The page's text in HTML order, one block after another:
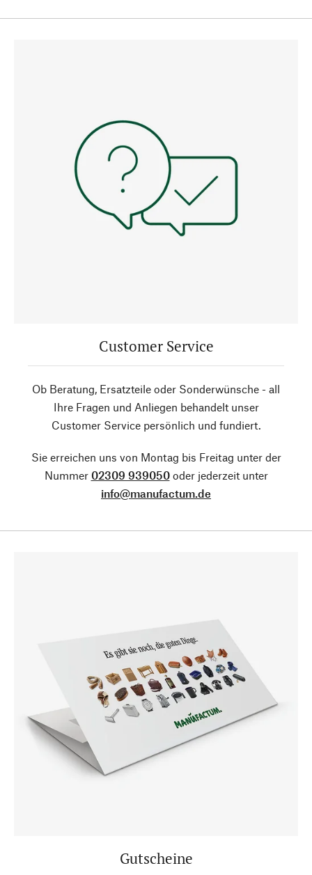
Customer Service
Ob Beratung, Ersatzteile oder Sonderwünsche - all
Ihre Fragen und Anliegen behandelt unser
Customer Service persönlich und fundiert.
Sie erreichen uns von Montag bis Freitag unter der
Nummer 02309 939050oder jederzeit unter
info@manufactum.de
Gutscheine